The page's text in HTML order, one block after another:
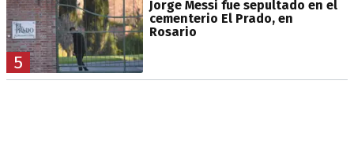
5
Jorge Messi fue sepultado en el
cementerio El Prado, en
Rosario